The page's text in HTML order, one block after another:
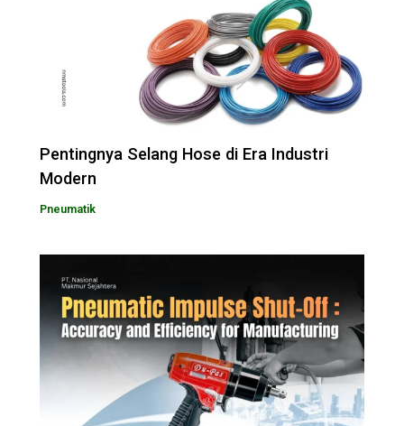
Pentingnya Selang Hose di Era Industri
Modern
Pneumatik